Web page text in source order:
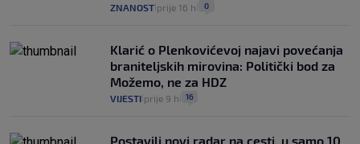
ZNANOST prije 16 h 0
Klarić o Plenkovićevoj najavi povećanja
braniteljskih mirovina: Politički bod za
Možemo, ne za HDZ
VIJESTI prije 9 h 16
Postavili novi radar na cesti, u samo 10